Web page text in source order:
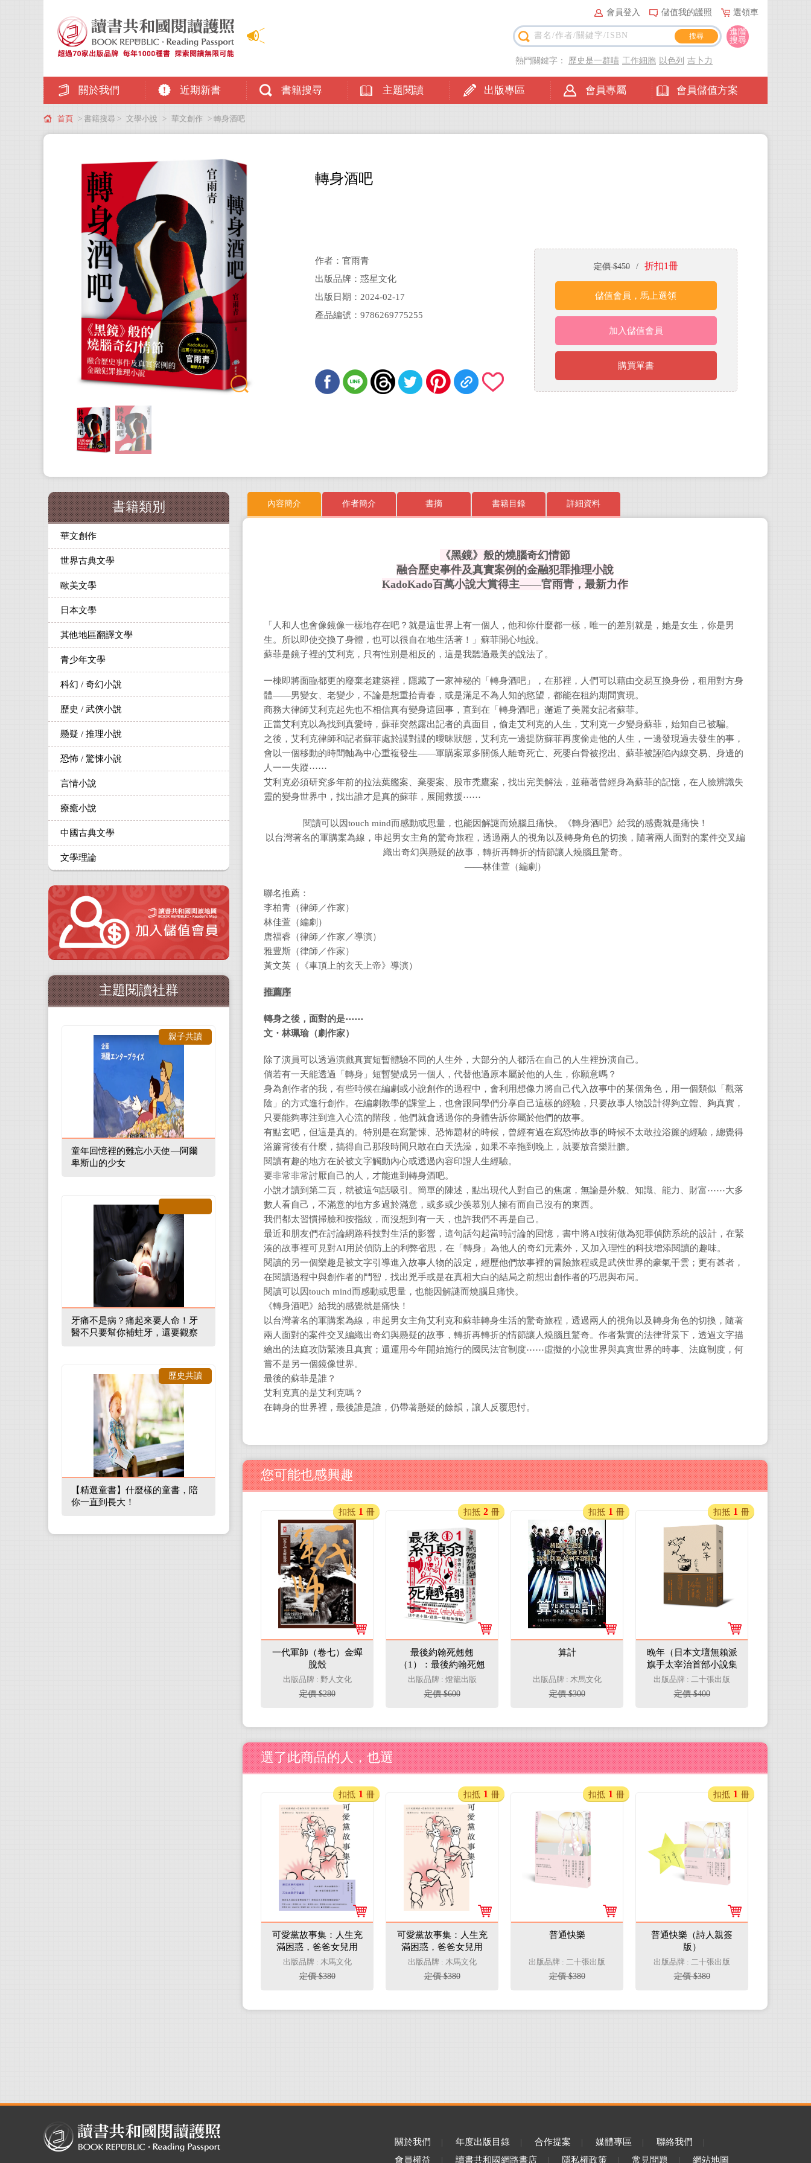
會員登入 儲值我的護照 選領車
關於我們 近期新書 書籍搜尋 主題閱讀 出版專區 會員專屬 會員儲值方案
進階
搜尋
熱門關鍵字： 歷史是一群喵 工作細胞 以色列 吉卜力
首頁 > 書籍搜尋 > 文學小說 > 華文創作 > 轉身酒吧
轉身酒吧
作者：官雨青
出版品牌：惑星文化
出版日期：2024-02-17
產品編號：9786269775255
定價 $450 / 折扣1冊
儲值會員，馬上選領
加入儲值會員
購買單書
內容簡介 作者簡介 書摘 書籍目錄 詳細資料
《黑鏡》般的燒腦奇幻情節
融合歷史事件及真實案例的金融犯罪推理小說
KadoKado百萬小說大賞得主——官雨青，最新力作
「人和人也會像鏡像一樣地存在吧？就是這世界上有一個人，他和你什麼都一樣，唯一的差別就是，她是女生，你是男
生。所以即使交換了身體，也可以很自在地生活著！」蘇菲開心地說。
蘇菲是鏡子裡的艾利克，只有性別是相反的，這是我聽過最美的說法了。
一棟即將面臨都更的廢棄老建築裡，隱藏了一家神秘的「轉身酒吧」，在那裡，人們可以藉由交易互換身份，租用對方身
體——男變女、老變少，不論是想重拾青春，或是滿足不為人知的慾望，都能在租約期間實現。
商務大律師艾利克起先也不相信真有變身這回事，直到在「轉身酒吧」邂逅了美麗女記者蘇菲。
正當艾利克以為找到真愛時，蘇菲突然露出記者的真面目，偷走艾利克的人生，艾利克一夕變身蘇菲，始知自己被騙。
之後，艾利克律師和記者蘇菲處於諜對諜的曖昧狀態，艾利克一邊提防蘇菲再度偷走他的人生，一邊發現過去發生的事，
會以一個移動的時間軸為中心重複發生——軍購案眾多關係人離奇死亡、死嬰白骨被挖出、蘇菲被誣陷內線交易、身邊的
人一一失蹤⋯⋯
艾利克必須研究多年前的拉法葉艦案、棄嬰案、股市禿鷹案，找出完美解法，並藉著曾經身為蘇菲的記憶，在人臉辨識失
靈的變身世界中，找出誰才是真的蘇菲，展開救援⋯⋯
閱讀可以因touch mind而感動或思量，也能因解謎而燒腦且痛快。《轉身酒吧》給我的感覺就是痛快！
以台灣著名的軍購案為線，串起男女主角的驚奇旅程，透過兩人的視角以及轉身角色的切換，隨著兩人面對的案件交叉編
織出奇幻與懸疑的故事，轉折再轉折的情節讓人燒腦且驚奇。
——林佳萱（編劇）
聯名推薦：
李柏青（律師／作家）
林佳萱（編劇）
唐福睿（律師／作家／導演）
雅豊斯（律師／作家）
黃文英（《車頂上的玄天上帝》導演）
推薦序
轉身之後，面對的是⋯⋯
文・林珮瑜（劇作家）
除了演員可以透過演戲真實短暫體驗不同的人生外，大部分的人都活在自己的人生裡扮演自己。
倘若有一天能透過「轉身」短暫變成另一個人，代替他過原本屬於他的人生，你願意嗎？
身為創作者的我，有些時候在編劇或小說創作的過程中，會利用想像力將自己代入故事中的某個角色，用一個類似「觀落
陰」的方式進行創作。在編劇教學的課堂上，也會跟同學們分享自己這樣的經驗，只要故事人物設計得夠立體、夠真實，
只要能夠專注到進入心流的階段，他們就會透過你的身體告訴你屬於他們的故事。
有點玄吧，但這是真的。特別是在寫驚悚、恐怖題材的時候，曾經有過在寫恐怖故事的時候不太敢拉浴簾的經驗，總覺得
浴簾背後有什麼，搞得自己那段時間只敢在白天洗澡，如果不幸拖到晚上，就要放音樂壯膽。
閱讀有趣的地方在於被文字觸動內心或透過內容印證人生經驗。
要非常非常討厭自己的人，才能進到轉身酒吧。
小說才讀到第二頁，就被這句話吸引。簡單的陳述，點出現代人對自己的焦慮，無論是外貌、知識、能力、財富⋯⋯大多
數人看自己，不滿意的地方多過於滿意，或多或少羨慕別人擁有而自己沒有的東西。
我們都太習慣掃臉和按指紋，而沒想到有一天，也許我們不再是自己。
最近和朋友們在討論網路科技對生活的影響，這句話勾起當時討論的回憶，書中將AI技術做為犯罪偵防系統的設計，在緊
湊的故事裡可見對AI用於偵防上的利弊省思，在「轉身」為他人的奇幻元素外，又加入理性的科技增添閱讀的趣味。
閱讀的另一個樂趣是被文字引導進入故事人物的設定，經歷他們故事裡的冒險旅程或是武俠世界的豪氣干雲；更有甚者，
在閱讀過程中與創作者的鬥智，找出兇手或是在真相大白的結局之前想出創作者的巧思與布局。
閱讀可以因touch mind而感動或思量，也能因解謎而燒腦且痛快。
《轉身酒吧》給我的感覺就是痛快！
以台灣著名的軍購案為線，串起男女主角艾利克和蘇菲轉身生活的驚奇旅程，透過兩人的視角以及轉身角色的切換，隨著
兩人面對的案件交叉編織出奇幻與懸疑的故事，轉折再轉折的情節讓人燒腦且驚奇。作者紮實的法律背景下，透過文字描
繪出的法庭攻防緊湊且真實；還運用今年開始施行的國民法官制度⋯⋯虛擬的小說世界與真實世界的時事、法庭制度，何
嘗不是另一個鏡像世界。
最後的蘇菲是誰？
艾利克真的是艾利克嗎？
在轉身的世界裡，最後誰是誰，仍帶著懸疑的餘韻，讓人反覆思忖。
您可能也感興趣
一代軍師（卷七）金蟬
脫殼
出版品牌 : 野人文化
定價 $280
扣抵 1 冊
最後約翰死翹翹
（1）：最後約翰死翹
翹【笑到頭皮發麻的克
系邪典十年紀念版】
出版品牌 : 燈籠出版
定價 $600
扣抵 2 冊
算計
出版品牌 : 木馬文化
定價 $300
扣抵 1 冊
晚年（日本文壇無賴派
旗手太宰治首部小說集
完整呈現）
出版品牌 : 二十張出版
定價 $400
扣抵 1 冊
選了此商品的人，也選
可愛黨故事集：人生充
滿困惑，爸爸女兒用
「說故事」相互陪伴
（限量作者親簽版）
出版品牌 : 木馬文化
定價 $380
扣抵 1 冊
可愛黨故事集：人生充
滿困惑，爸爸女兒用
「說故事」相互陪伴
出版品牌 : 木馬文化
定價 $380
扣抵 1 冊
普通快樂
出版品牌 : 二十張出版
定價 $380
扣抵 1 冊
普通快樂（詩人親簽
版）
出版品牌 : 二十張出版
定價 $380
扣抵 1 冊
書籍類別
華文創作
世界古典文學
歐美文學
日本文學
其他地區翻譯文學
青少年文學
科幻 / 奇幻小說
歷史 / 武俠小說
懸疑 / 推理小說
恐怖 / 驚悚小說
言情小說
療癒小說
中國古典文學
文學理論
主題閱讀社群
童年回憶裡的難忘小天使—阿爾
卑斯山的少女
親子共讀
牙痛不是病？痛起來要人命！牙
醫不只要幫你補蛀牙，還要觀察
【精選童書】什麼樣的童書，陪
你一直到長大！
歷史共讀
關於我們 | 年度出版目錄 | 合作提案 | 媒體專區 | 聯絡我們
|
會員權益
| 讀書共和國網路書店 | 隱私權政策 | 常見問題 | 網站地圖